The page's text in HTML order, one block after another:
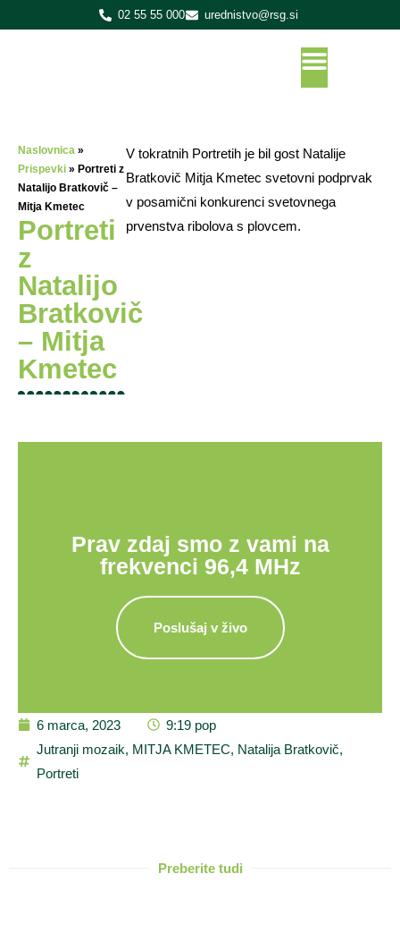
02 55 55 000 urednistvo@rsg.si
Naslovnica »
Prispevki » Portreti z
Natalijo Bratkovič –
Mitja Kmetec
Portreti
z
Natalijo
Bratkovič
– Mitja
Kmetec
V tokratnih Portretih je bil gost Natalije
Bratkovič Mitja Kmetec svetovni podprvak
v posamični konkurenci svetovnega
prvenstva ribolova s plovcem.
Prav zdaj smo z vami na
frekvenci 96,4 MHz
Poslušaj v živo
6 marca, 2023
9:19 pop
Jutranji mozaik, MITJA KMETEC, Natalija Bratkovič,
Portreti
Preberite tudi